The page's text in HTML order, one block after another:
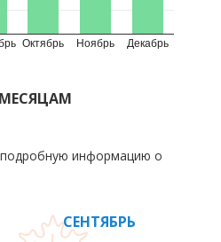
Октябрь Ноябрь Декабрь
подробную информацию о
СЕНТЯБРЬ